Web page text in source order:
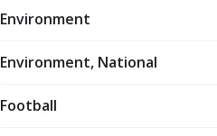
Environment
Environment, National
Football